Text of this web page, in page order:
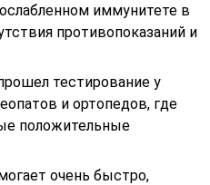
иммунитете в
противопоказаний и
тестирование у
и ортопедов, где
положительные
очень быстро,